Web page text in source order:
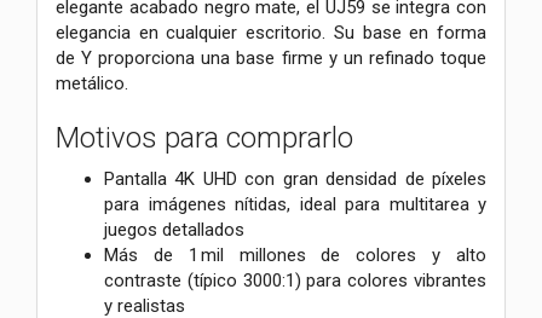
elegante acabado negro mate, el UJ59 se integra con
elegancia en cualquier escritorio. Su base en forma
de Y proporciona una base firme y un refinado toque
metálico.
Motivos para comprarlo
Pantalla 4K UHD con gran densidad de píxeles
para imágenes nítidas, ideal para multitarea y
juegos detallados
Más de 1 mil millones de colores y alto
contraste (típico 3000:1) para colores vibrantes
y realistas